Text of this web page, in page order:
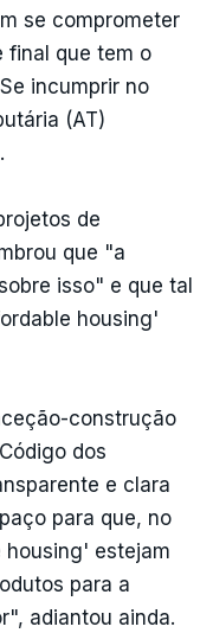
se comprometer
final que tem o
incumprir no
(AT)
de
que "a
isso" e que tal
housing'
construção
dos
e clara
para que, no
estejam
para a
adiantou ainda.